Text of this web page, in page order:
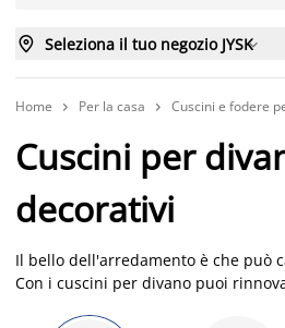
 Seleziona il tuo negozio JYSK
Home  Per la casa  Cuscini e fodere
Cuscini per
decorativi
Il bello dell'arredamento è che può
Con i cuscini per divano puoi